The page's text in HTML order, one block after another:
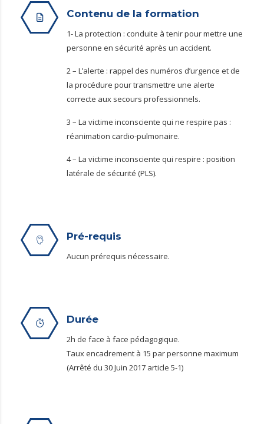
Contenu de la formation
1- La protection : conduite à tenir pour mettre une
personne en sécurité après un accident.
2 – L’alerte : rappel des numéros d’urgence et de
la procédure pour transmettre une alerte
correcte aux secours professionnels.
3 – La victime inconsciente qui ne respire pas :
réanimation cardio-pulmonaire.
4 – La victime inconsciente qui respire : position
latérale de sécurité (PLS).
Pré-requis
Aucun prérequis nécessaire.
Durée
2h de face à face pédagogique.
Taux encadrement à 15 par personne maximum
(Arrêté du 30 Juin 2017 article 5-1)